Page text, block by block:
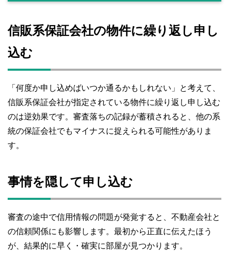
信販系保証会社の物件に繰り返し申し
込む
「何度か申し込めばいつか通るかもしれない」と考えて、
信販系保証会社が指定されている物件に繰り返し申し込む
のは逆効果です。審査落ちの記録が蓄積されると、他の系
統の保証会社でもマイナスに捉えられる可能性がありま
す。
事情を隠して申し込む
審査の途中で信用情報の問題が発覚すると、不動産会社と
の信頼関係にも影響します。最初から正直に伝えたほう
が、結果的に早く・確実に部屋が見つかります。